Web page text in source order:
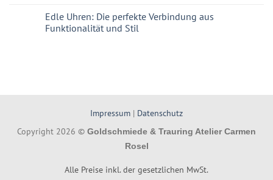
Edle Uhren: Die perfekte Verbindung aus
Funktionalität und Stil
Impressum | Datenschutz
Copyright 2026 © Goldschmiede & Trauring Atelier Carmen
Rosel
Alle Preise inkl. der gesetzlichen MwSt.